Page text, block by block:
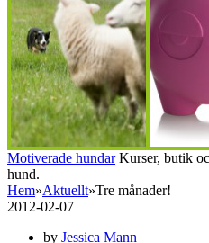
Motiverade hundar Kurser, butik
hund.
Hem»Aktuellt»Tre månader!
2012-02-07
by Jessica Mann